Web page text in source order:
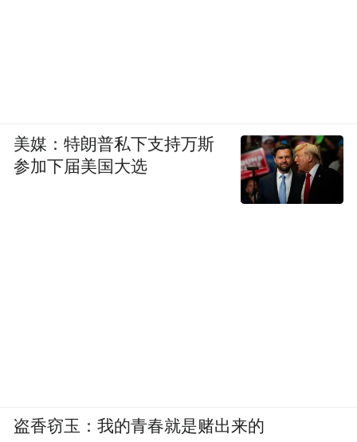
美媒：特朗普私下支持万斯
参加下届美国大选
盗香窃玉：我的青春就是赌出来的